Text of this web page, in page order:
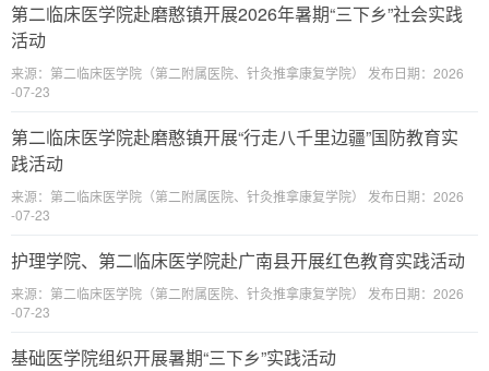
第二临床医学院赴磨憨镇开展2026年暑期“三下乡”社会实践
活动
来源：第二临床医学院（第二附属医院、针灸推拿康复学院） 发布日期：2026
-07-23
第二临床医学院赴磨憨镇开展“行走八千里边疆”国防教育实
践活动
来源：第二临床医学院（第二附属医院、针灸推拿康复学院） 发布日期：2026
-07-23
护理学院、第二临床医学院赴广南县开展红色教育实践活动
来源：第二临床医学院（第二附属医院、针灸推拿康复学院） 发布日期：2026
-07-23
基础医学院组织开展暑期“三下乡”实践活动